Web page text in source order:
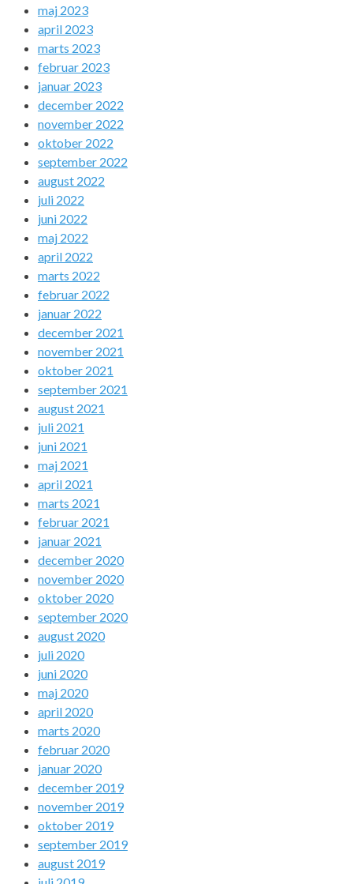
maj 2023
april 2023
marts 2023
februar 2023
januar 2023
december 2022
november 2022
oktober 2022
september 2022
august 2022
juli 2022
juni 2022
maj 2022
april 2022
marts 2022
februar 2022
januar 2022
december 2021
november 2021
oktober 2021
september 2021
august 2021
juli 2021
juni 2021
maj 2021
april 2021
marts 2021
februar 2021
januar 2021
december 2020
november 2020
oktober 2020
september 2020
august 2020
juli 2020
juni 2020
maj 2020
april 2020
marts 2020
februar 2020
januar 2020
december 2019
november 2019
oktober 2019
september 2019
august 2019